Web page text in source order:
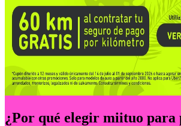
¿Por qué elegir miituo para